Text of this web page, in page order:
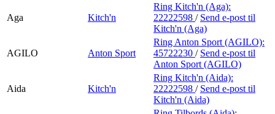
Aga Kitch'n
Ring Kitch'n (Aga):
22222598 / Send e-post til
Kitch'n (Aga)
AGILO Anton Sport
Ring Anton Sport (AGILO):
45722230 / Send e-post til
Anton Sport (AGILO)
Aida Kitch'n
Ring Kitch'n (Aida):
22222598 / Send e-post til
Kitch'n (Aida)